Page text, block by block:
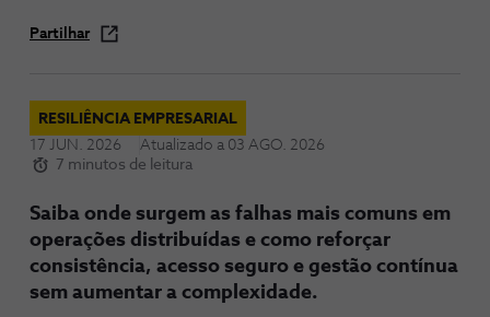
Partilhar
RESILIÊNCIA EMPRESARIAL
17 JUN. 2026
Atualizado a 03 AGO. 2026
7 minutos de leitura
Saiba onde surgem as falhas mais comuns em
operações distribuídas e como reforçar
consistência, acesso seguro e gestão contínua
sem aumentar a complexidade.